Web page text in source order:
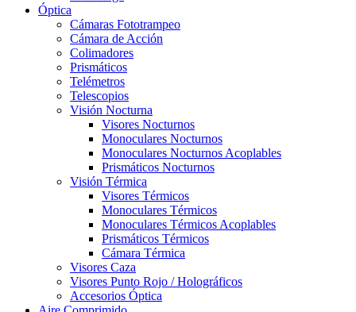
Óptica
Cámaras Fototrampeo
Cámara de Acción
Colimadores
Prismáticos
Telémetros
Telescopios
Visión Nocturna
Visores Nocturnos
Monoculares Nocturnos
Monoculares Nocturnos Acoplables
Prismáticos Nocturnos
Visión Térmica
Visores Térmicos
Monoculares Térmicos
Monoculares Térmicos Acoplables
Prismáticos Térmicos
Cámara Térmica
Visores Caza
Visores Punto Rojo / Holográficos
Accesorios Óptica